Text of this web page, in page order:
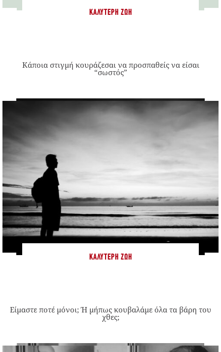
ΚΑΛΎΤΕΡΗ ΖΩΉ
Κάποια στιγμή κουράζεσαι να προσπαθείς να είσαι
“σωστός”
ΚΑΛΎΤΕΡΗ ΖΩΉ
Είμαστε ποτέ μόνοι; Ή μήπως κουβαλάμε όλα τα βάρη του
χθες;